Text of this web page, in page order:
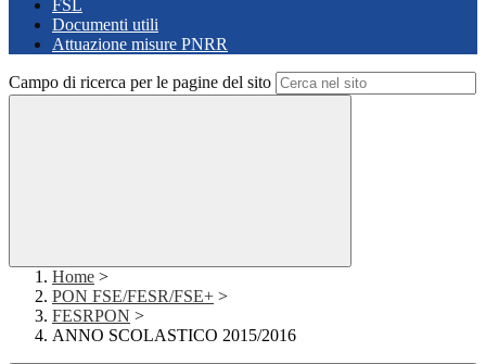
FSL
Documenti utili
Attuazione misure PNRR
Campo di ricerca per le pagine del sito
Home >
PON FSE/FESR/FSE+ >
FESRPON >
ANNO SCOLASTICO 2015/2016